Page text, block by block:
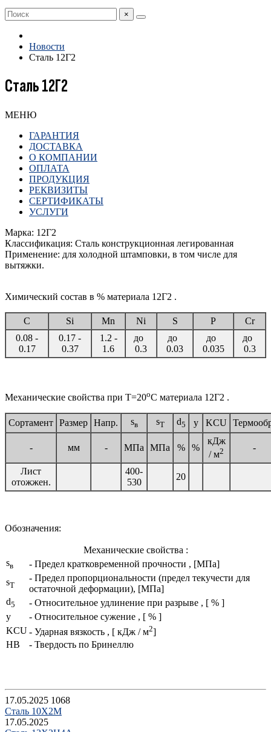
×
Новости
Сталь 12Г2
Сталь 12Г2
МЕНЮ
ГАРАНТИЯ
ДОСТАВКА
О КОМПАНИИ
ОПЛАТА
ПРОДУКЦИЯ
РЕКВИЗИТЫ
СЕРТИФИКАТЫ
УСЛУГИ
Марка: 12Г2
Классификация: Сталь конструкционная легированная
Применение: для холодной штамповки, в том числе для
вытяжки.
Химический состав в % материала 12Г2 .
C Si Mn Ni S P
Cr
0.08 -
0.17
0.17 -
0.37
1.2 -
1.6
до
0.3
до
0.03
до
0.035
до
0.3
Механические свойства при Т=20oС материала 12Г2 .
Сортамент Размер Напр. sв sT d5 y KCU
- мм - МПа МПа % %
кДж
/ м2 -
Лист
отожжен.
400-
530
20
Обозначения:
Механические свойства :
sв
- Предел кратковременной прочности , [МПа]
sT
- Предел пропорциональности (предел текучести для
остаточной деформации), [МПа]
d5
- Относительное удлинение при разрыве , [ % ]
y
- Относительное сужение , [ % ]
KCU- Ударная вязкость , [ кДж / м2]
HB
- Твердость по Бринеллю
17.05.2025 1068
Сталь 10Х2М
17.05.2025